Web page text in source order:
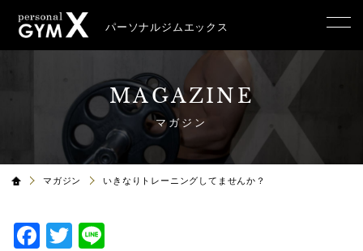
パーソナルジムエックス
MAGAZINE
マガジン
マガジン いきなりトレーニングしてませんか？
Facebook
Twitter